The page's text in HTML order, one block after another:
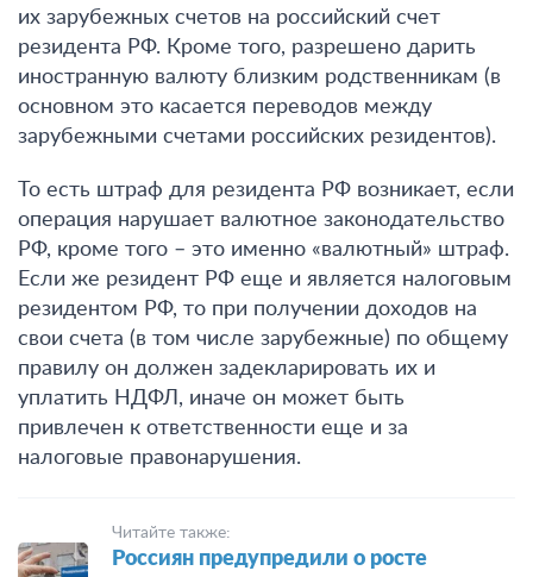
их зарубежных счетов на российский счет
резидента РФ. Кроме того, разрешено дарить
иностранную валюту близким родственникам (в
основном это касается переводов между
зарубежными счетами российских резидентов).
То есть штраф для резидента РФ возникает, если
операция нарушает валютное законодательство
РФ, кроме того – это именно «валютный» штраф.
Если же резидент РФ еще и является налоговым
резидентом РФ, то при получении доходов на
свои счета (в том числе зарубежные) по общему
правилу он должен задекларировать их и
уплатить НДФЛ, иначе он может быть
привлечен к ответственности еще и за
налоговые правонарушения.
Читайте также:
Россиян предупредили о росте